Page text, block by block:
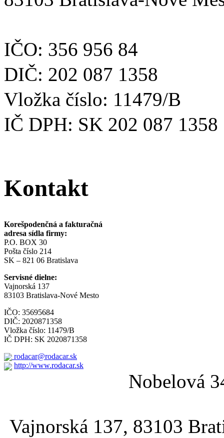
IČO: 356 956 84
DIČ: 202 087 1358
Vložka číslo: 11479/B
IČ DPH: SK 202 087 1358
Kontakt
Korešpodenčná a fakturačná
adresa sídla firmy:
P.O. BOX 30
Pošta číslo 214
SK – 821 06 Bratislava
Servisné dielne:
Vajnorská 137
83103 Bratislava-Nové Mesto
IČO: 35695684
DIČ: 2020871358
Vložka číslo: 11479/B
IČ DPH: SK 2020871358
rodacar@rodacar.sk
http://www.rodacar.sk
Nobelová
Vajnorská 137, 83103